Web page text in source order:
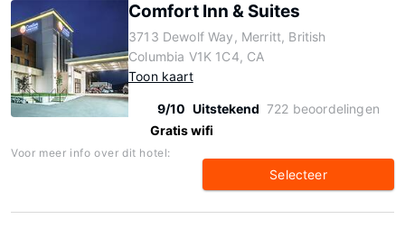
Comfort Inn & Suites
3713 Dewolf Way, Merritt, British
Columbia V1K 1C4, CA
Toon kaart
9/10 Uitstekend 722 beoordelingen
Gratis wifi
Voor meer info over dit hotel:
Selecteer